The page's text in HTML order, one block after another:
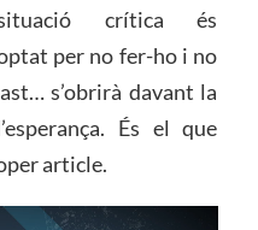
crítica és
per no fer-ho i no
s’obrirà davant la
És el que
article.